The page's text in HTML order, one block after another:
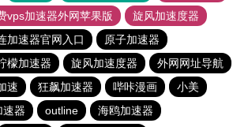
vps加速器外网苹果版
旋风加速度器
加速器官网入口
原子加速器
檬加速器 旋风加速度器
外网网址导航
速 狂飙加速器 哔咔漫画
小美
速器 outline
海鸥加速器